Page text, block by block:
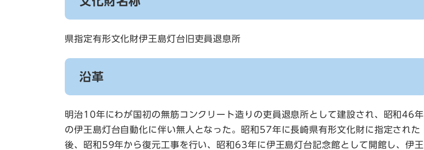
県指定有形文化財伊王島灯台旧吏員退息所
沿革
明治10年にわが国初の無筋コンクリート造りの吏員退息所として建設され、昭和46年
の伊王島灯台自動化に伴い無人となった。昭和57年に長崎県有形文化財に指定された
後、昭和59年から復元工事を行い、昭和63年に伊王島灯台記念館として開館し、伊王